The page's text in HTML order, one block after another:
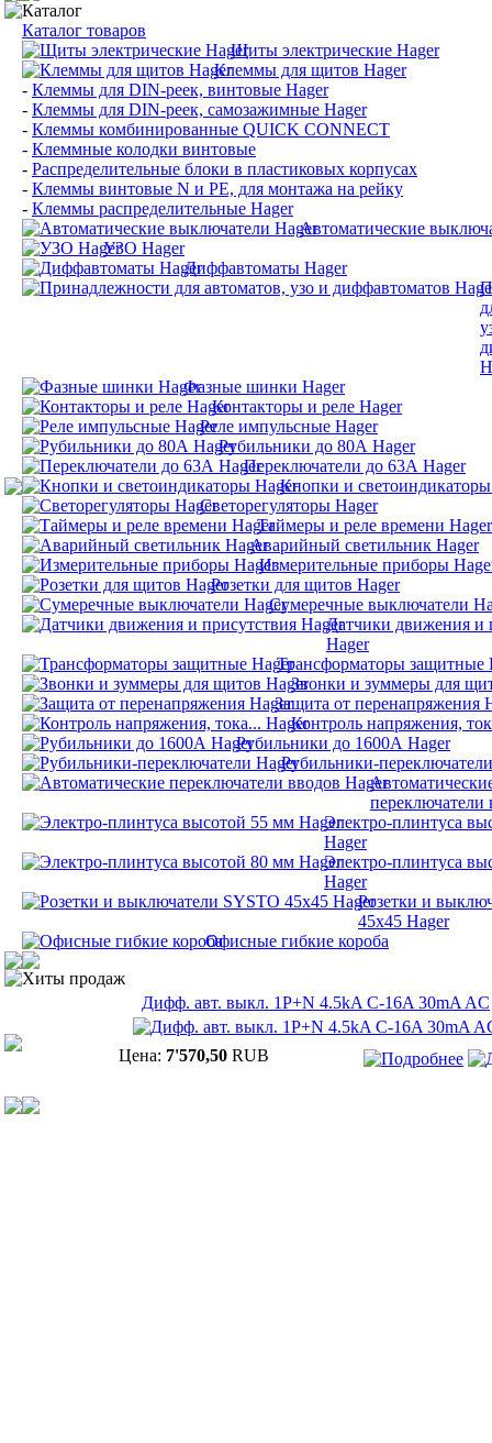
Каталог
Каталог товаров
Щиты электрические Hager
Клеммы для щитов Hager
- Клеммы для DIN-реек, винтовые Hager
- Клеммы для DIN-реек, самозажимные Hager
- Клеммы комбинированные QUICK CONNECT
- Клеммные колодки винтовые
- Распределительные блоки в пластиковых корпусах
- Клеммы винтовые N и PE, для монтажа на рейку
- Клеммы распределительные Hager
Автоматические
УЗО Hager
Диффавтоматы Hager
Фазные шинки Hager
Контакторы и реле Hager
Реле импульсные Hager
Рубильники до 80А Hager
Переключатели до 63А Hager
Кнопки и
Светорегуляторы Hager
Таймеры и реле времени Hager
Аварийный светильник Hager
Измерительные приборы
Розетки для щитов Hager
Сумеречные выключатели
Датчики движения и
Hager
Трансформаторы защитные
Звонки и зуммеры для
Защита от перенапряжения
Контроль напряжения,
Рубильники до 1600А Hager
Рубильники-
переключатели
Электро-плинтуса
Hager
Электро-плинтуса
Hager
Розетки и
45х45 Hager
Офисные гибкие короба
Хиты продаж
Дифф. авт. выкл. 1P+N 4.5kA C-16A 30mA AC
Цена: 7'570,50 RUB